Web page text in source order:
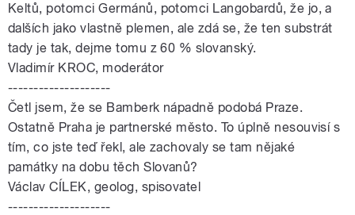
Keltů, potomci Germánů, potomci Langobardů, že jo, a
dalších jako vlastně plemen, ale zdá se, že ten substrát
tady je tak, dejme tomu z 60 % slovanský.
Vladimír KROC, moderátor
--------------------
Četl jsem, že se Bamberk nápadně podobá Praze.
Ostatně Praha je partnerské město. To úplně nesouvisí s
tím, co jste teď řekl, ale zachovaly se tam nějaké
památky na dobu těch Slovanů?
Václav CÍLEK, geolog, spisovatel
--------------------